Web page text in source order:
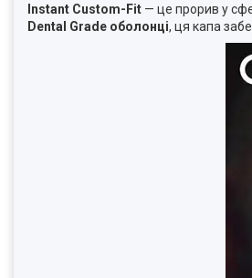
Instant Custom-Fit — це прорив у
Dental Grade оболонці, ця капа